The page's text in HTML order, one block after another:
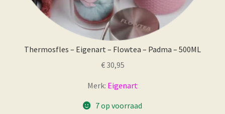
Thermosfles – Eigenart – Flowtea – Padma – 500ML
€30,95
Merk: Eigenart
7 op voorraad